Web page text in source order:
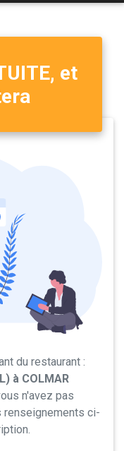
et
du restaurant :
à COLMAR
n'avez pas
renseignements ci-